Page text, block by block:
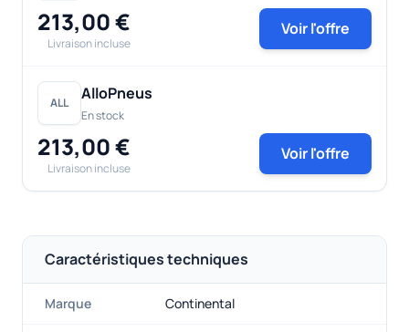
213,00 €
Livraison incluse
Voir l'offre
ALL AlloPneus
En stock
213,00 €
Livraison incluse
Voir l'offre
Caractéristiques techniques
Marque Continental